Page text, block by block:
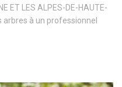
ET LES ALPES-DE-HAUTE-
arbres à un professionnel